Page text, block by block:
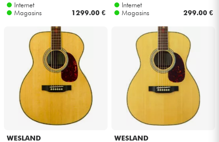
Internet
Magasins
1299.00 €
Internet
Magasins
299.00 €
WESLAND
WESLAND